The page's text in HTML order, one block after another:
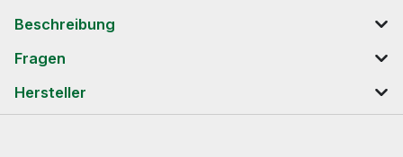
Beschreibung
Fragen
Hersteller